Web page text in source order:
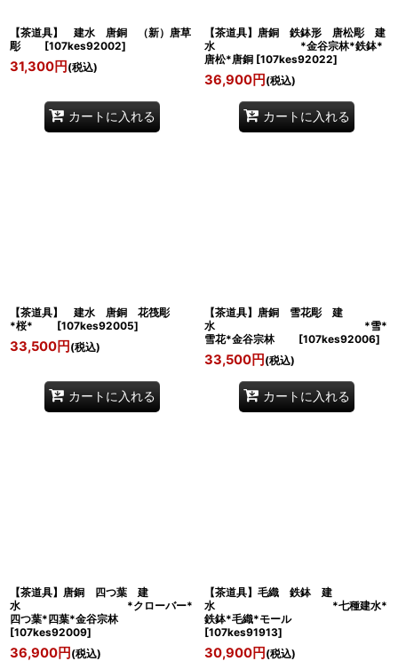
【茶道具】 建水 唐銅 （新）唐草
彫
[107kes92002]
31,300円 (税込)
カートに入れる
【茶道具】唐銅 鉄鉢形 唐松彫 建
水 *金谷宗林*鉄鉢*
唐松*唐銅 [107kes92022]
36,900円 (税込)
カートに入れる
【茶道具】 建水 唐銅 花筏彫
*桜*
[107kes92005]
33,500円 (税込)
カートに入れる
【茶道具】唐銅 雪花彫 建
水 *雪*
雪花*金谷宗林
[107kes92006]
33,500円 (税込)
カートに入れる
【茶道具】唐銅 四つ葉 建
水 *クローバー*
四つ葉*四葉*金谷宗林
[107kes92009]
36,900円 (税込)
【茶道具】毛織 鉄鉢 建
水 *七種建水*
鉄鉢*毛織*モール
[107kes91913]
30,900円 (税込)